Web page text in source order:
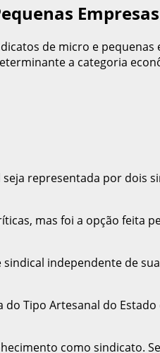
Empresas
de micro e pequenas
a categoria
representada por dois
mas foi a opção feita
independente de
Tipo Artesanal do Estado
como sindicato.